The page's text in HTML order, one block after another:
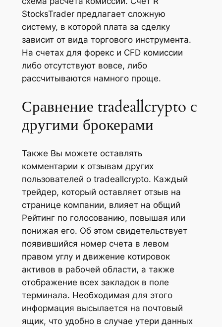
StocksTrader предлагает сложную
систему, в которой плата за сделку
зависит от вида торгового инструмента.
На счетах для форекс и CFD комиссии
либо отсутствуют вовсе, либо
рассчитываются намного проще.
Сравнение tradeallcrypto с
другими брокерами
Также Вы можете оставлять
комментарии к отзывам других
пользователей о tradeallcrypto. Каждый
трейдер, который оставляет отзыв на
странице компании, влияет на общий
Рейтинг по голосованию, повышая или
понижая его. Об этом свидетельствует
появившийся номер счета в левом
правом углу и движение котировок
активов в рабочей области, а также
отображение всех закладок в поле
терминала. Необходимая для этого
информация высылается на почтовый
ящик, что удобно в случае утери данных